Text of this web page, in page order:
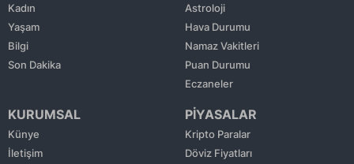
Giresun
Hakkari
Hatay
Isparta
Kadın
Yaşam
Bilgi
Son Dakika
Astroloji
Hava Durumu
Namaz Vakitleri
Puan Durumu
Eczaneler
KURUMSAL
Künye
İletişim
PİYASALAR
Kripto Paralar
Döviz Fiyatları